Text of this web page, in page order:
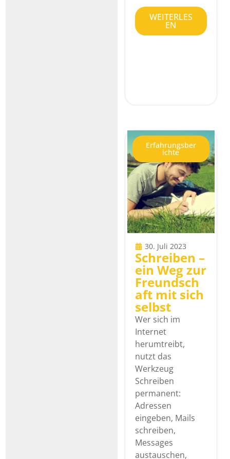
WEITERLES
EN
Erfahrungsber
ichte
30. Juli 2023
Schreiben –
ein Weg zur
Freundsch
aft mit sich
selbst
Wer sich im
Internet
herumtreibt,
nutzt das
Werkzeug
Schreiben
permanent:
Adressen
eingeben, Mails
schreiben,
Messages
austauschen,